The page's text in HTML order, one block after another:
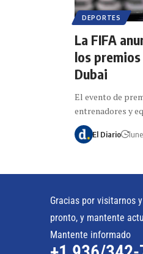
DEPORTES
La FIFA
los
Dubai
El evento de
entrenadores y
El Diario
Gracias por visitarnos
pronto, y mantente
Mantente informado